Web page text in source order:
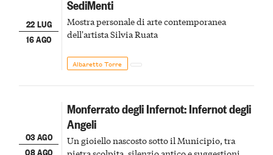
22 LUG
16 AGO
SediMenti
Mostra personale di arte contemporanea
dell'artista Silvia Ruata
Albaretto Torre
03 AGO
08 AGO
Monferrato degli Infernot: Infernot degli
Angeli
Un gioiello nascosto sotto il Municipio, tra